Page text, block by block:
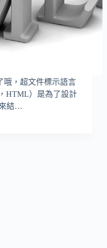
哦，超文件標示語言
，HTML）是為了設計
結…